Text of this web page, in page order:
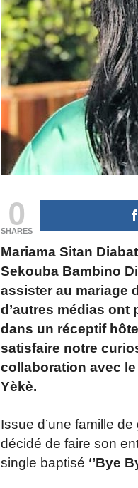
0
SHARES
Mariama Sitan
Sekouba Bambino
assister au mariage
d’autres médias ont
dans un réceptif
satisfaire notre
collaboration avec le
Yèkè.
Issue d’une famille
décidé de faire son
single baptisé ‘’Bye